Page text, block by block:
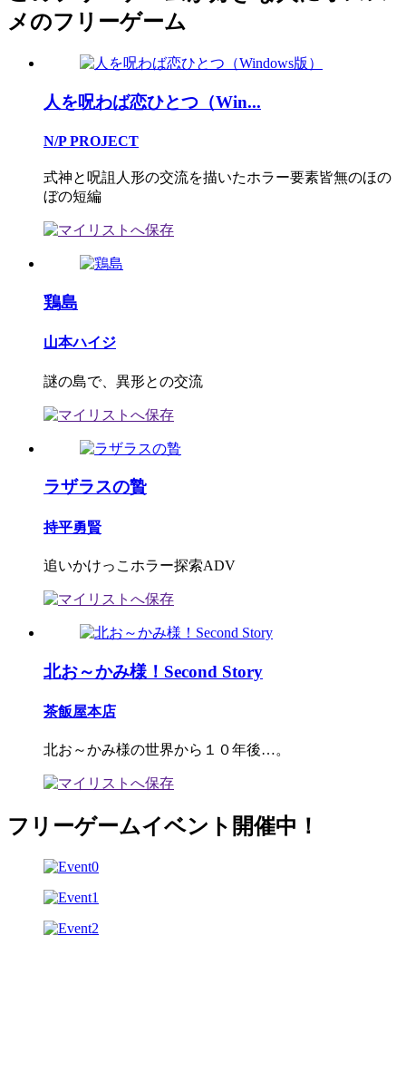
メのフリーゲーム
人を呪わば恋ひとつ（Win...
N/P PROJECT
式神と呪詛人形の交流を描いたホラー要素皆無のほの
ぼの短編
鶏島
山本ハイジ
謎の島で、異形との交流
ラザラスの贄
持平勇賢
追いかけっこホラー探索ADV
北お～かみ様！Second Story
茶飯屋本店
北お～かみ様の世界から１０年後…。
フリーゲームイベント開催中！